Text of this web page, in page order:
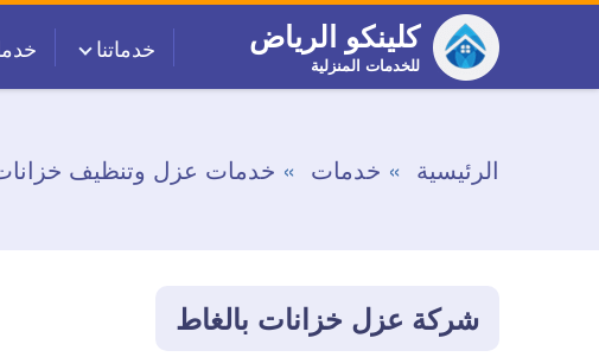
كلينكو الرياض
للخدمات المنزلية
خدماتنا
الرئيسية خدمات خدمات عزل وتنظيف خزانات
شركة عزل خزانات بالغاط